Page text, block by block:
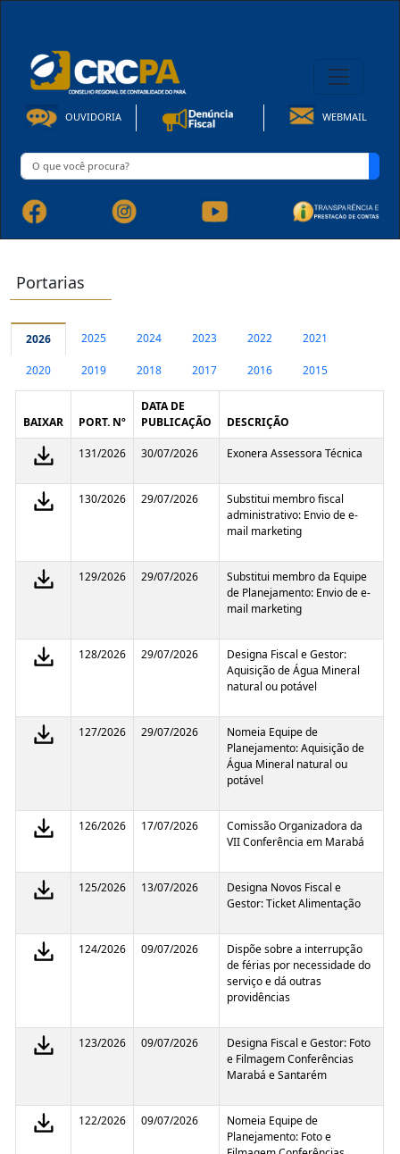
OUVIDORIA WEBMAIL
Portarias
2026 2025 2024 2023 2022 2021
2020 2019 2018 2017 2016 2015
BAIXAR PORT. Nº
DATA DE
PUBLICAÇÃO
DESCRIÇÃO
131/2026 30/07/2026 Exonera Assessora Técnica
130/2026 29/07/2026
Substitui membro fiscal
administrativo: Envio de e-
mail marketing
129/2026 29/07/2026
Substitui membro da Equipe
de Planejamento: Envio de e-
mail marketing
128/2026 29/07/2026
Designa Fiscal e Gestor:
Aquisição de Água Mineral
natural ou potável
127/2026 29/07/2026
Nomeia Equipe de
Planejamento: Aquisição de
Água Mineral natural ou
potável
126/2026 17/07/2026
Comissão Organizadora da
VII Conferência em Marabá
125/2026 13/07/2026
Designa Novos Fiscal e
Gestor: Ticket Alimentação
124/2026 09/07/2026
Dispõe sobre a interrupção
de férias por necessidade do
serviço e dá outras
providências
123/2026 09/07/2026
Designa Fiscal e Gestor: Foto
e Filmagem Conferências
Marabá e Santarém
122/2026 09/07/2026
Nomeia Equipe de
Planejamento: Foto e